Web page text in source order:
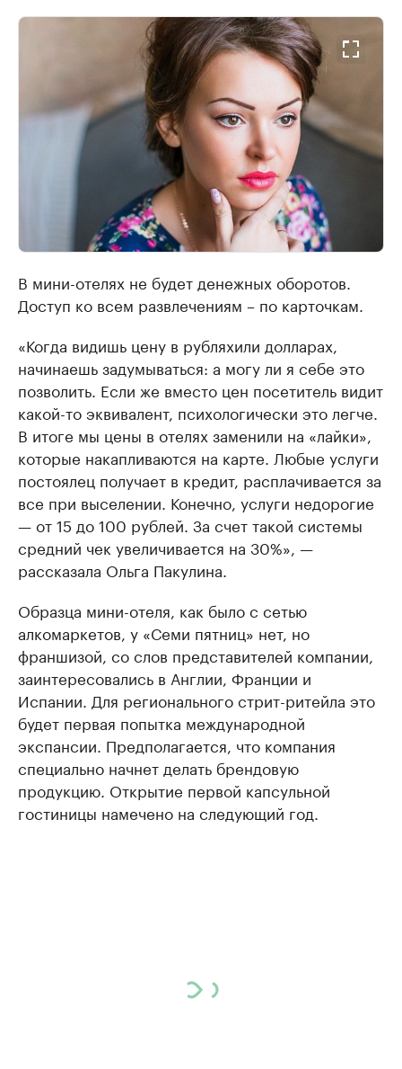
В мини-отелях не будет денежных оборотов.
Доступ ко всем развлечениям – по карточкам.
«Когда видишь цену в рубляхили долларах,
начинаешь задумываться: а могу ли я себе это
позволить. Если же вместо цен посетитель видит
какой-то эквивалент, психологически это легче.
В итоге мы цены в отелях заменили на «лайки»,
которые накапливаются на карте. Любые услуги
постоялец получает в кредит, расплачивается за
все при выселении. Конечно, услуги недорогие
— от 15 до 100 рублей. За счет такой системы
средний чек увеличивается на 30%», —
рассказала Ольга Пакулина.
Образца мини-отеля, как было с сетью
алкомаркетов, у «Семи пятниц» нет, но
франшизой, со слов представителей компании,
заинтересовались в Англии, Франции и
Испании. Для регионального стрит-ритейла это
будет первая попытка международной
экспансии. Предполагается, что компания
специально начнет делать брендовую
продукцию. Открытие первой капсульной
гостиницы намечено на следующий год.